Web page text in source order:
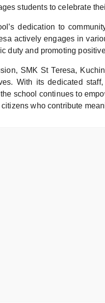
students to celebrate
dedication to
actively engages in
duty and promoting
SMK St Teresa,
With its dedicated
school continues to
who contribute